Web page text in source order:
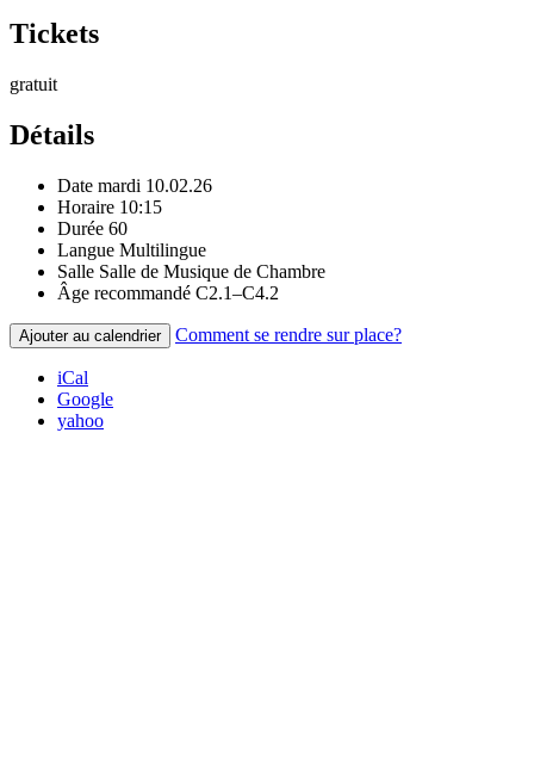
Tickets
gratuit
Détails
Date mardi 10.02.26
Horaire 10:15
Durée 60
Langue Multilingue
Salle Salle de Musique de Chambre
Âge recommandé C2.1–C4.2
Ajouter au calendrier Comment se rendre sur place?
iCal
Google
yahoo